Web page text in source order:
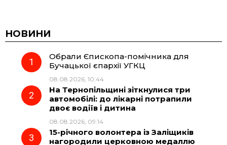
c
e
o
o
e
g
r
a
t
p
НОВИНИ
Обрали Єпископа-помічника для
Бучацької єпархії УГКЦ
08.08.2026, 10:44
На Тернопільщині зіткнулися три
автомобілі: до лікарні потрапили
двоє водіїв і дитина
08.08.2026, 09:14
15-річного волонтера із Заліщиків
нагородили церковною медаллю